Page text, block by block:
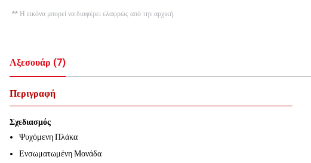
** Η εικόνα μπορεί να διαφέρει ελαφρώς από την αρχική.
Αξεσουάρ (7)
Περιγραφή
Σχεδιασμός
Ψυχόμενη Πλάκα
Ενσωματωμένη Μονάδα